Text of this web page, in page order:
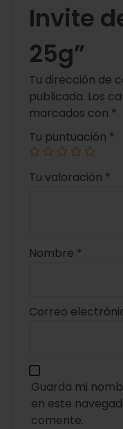
Invite
25g”
Tu dirección de
publicada. Los
marcados con *
Tu puntuación *
Tu valoración *
Nombre *
Correo
Guarda mi
en este
comente.